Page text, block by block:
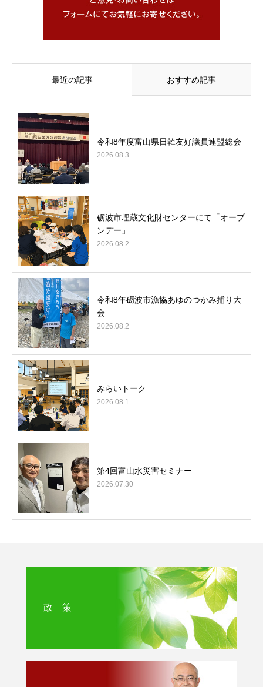
最近の記事 おすすめ記事
令和8年度富山県日韓友好議員連盟総会
2026.08.3
砺波市埋蔵文化財センターにて「オープ
ンデー」
2026.08.2
令和8年砺波市漁協あゆのつかみ捕り大
会
2026.08.2
みらいトーク
2026.08.1
第4回富山水災害セミナー
2026.07.30
政 策